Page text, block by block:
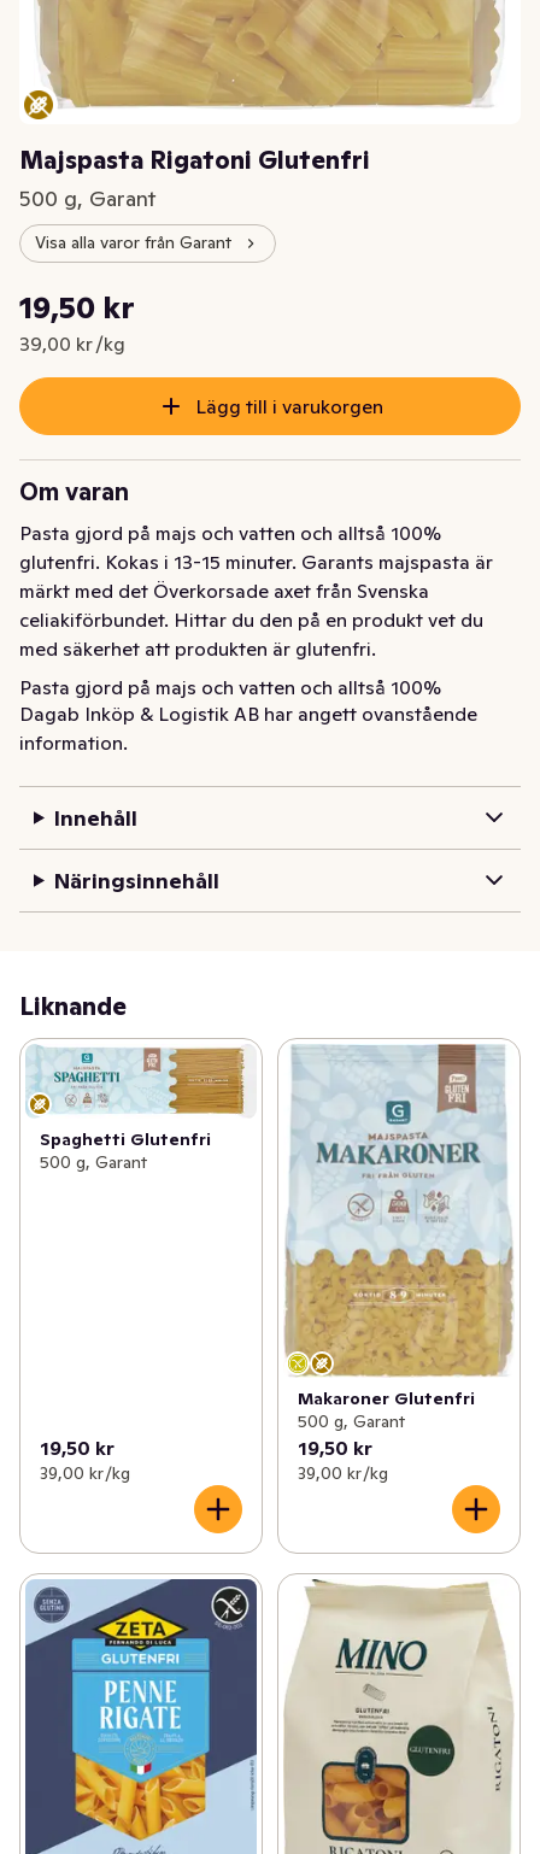
Majspasta Rigatoni Glutenfri
500 g, Garant
Visa alla varor från Garant
Nuvarande pris är: 19,50 kr
19,50 kr
39,00 kr /kg
Styckpris: 39,00 kr /kg
Lägg till i varukorgen
Om varan
Pasta gjord på majs och vatten och alltså 100%
glutenfri. Kokas i 13-15 minuter. Garants majspasta är
märkt med det Överkorsade axet från Svenska
celiakiförbundet. Hittar du den på en produkt vet du
med säkerhet att produkten är glutenfri.
Pasta gjord på majs och vatten och alltså 100%
glutenfri. Kokas i 13-15 minuter. Vår majspasta är märkt
med det Överkorsade axet från Svenska
Dagab Inköp & Logistik AB har angett ovanstående
information.
Innehåll
Näringsinnehåll
Liknande
Spaghetti Glutenfri
500 g, Garant
19,50 kr
39,00 kr /kg
Makaroner Glutenfri
500 g, Garant
19,50 kr
39,00 kr /kg